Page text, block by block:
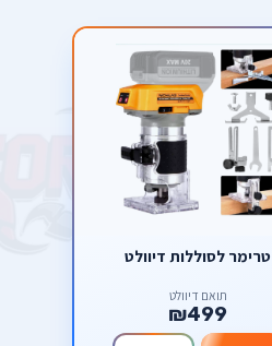
טרימר לסוללות דיוולט
תואם דיוולט
₪499